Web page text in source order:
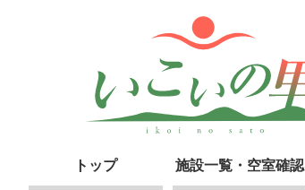
トップ 施設一覧・空室確認